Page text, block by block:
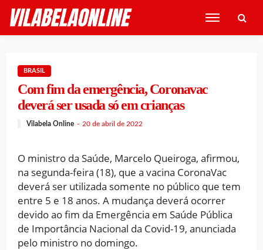
BRASIL
Com fim da emergência, Coronavac
deverá ser usada só em crianças
Vilabela Online 20 de abril de 2022
O ministro da Saúde, Marcelo Queiroga, afirmou,
na segunda-feira (18), que a vacina CoronaVac
deverá ser utilizada somente no público que tem
entre 5 e 18 anos. A mudança deverá ocorrer
devido ao fim da Emergência em Saúde Pública
de Importância Nacional da Covid-19, anunciada
pelo ministro no domingo.